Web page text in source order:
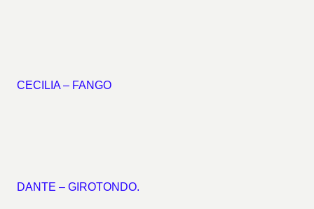
CECILIA – FANGO
DANTE – GIROTONDO.